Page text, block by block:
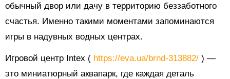
обычный двор или дачу в территорию беззаботного
счастья. Именно такими моментами запоминаются
игры в надувных водных центрах.
Игровой центр Intex ( https://eva.ua/brnd-313882/ ) —
это миниатюрный аквапарк, где каждая деталь